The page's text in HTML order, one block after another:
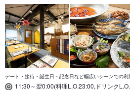
デート・接待・誕生日・記念日など幅広いシーンでの
11:30～翌0:00(料理L.O.23:00,ドリンク